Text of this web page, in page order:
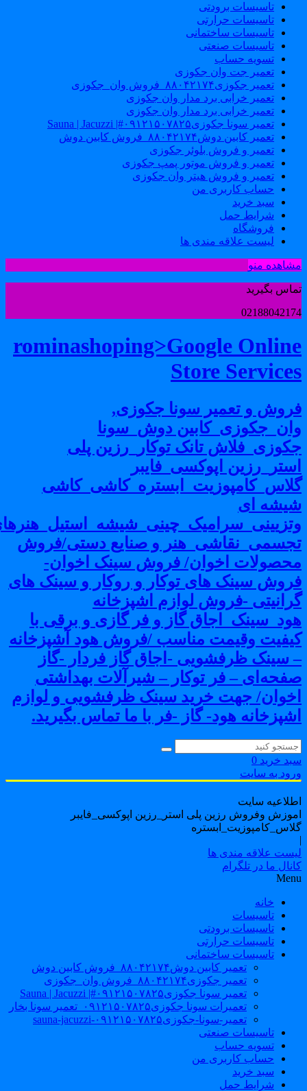
تاسیسات برودتی
تاسیسات حرارتی
تاسیسات ساختمانی
تاسیسات صنعتی
تسویه حساب
تعمیر جت وان جکوزی
تعمیر جکوزی۸۸۰۴۲۱۷۴_فروش وان_جکوزی
تعمیر خرابی برد مدار وان جکوزی
تعمیر خرابی برد مدار وان جکوزی
تعمیر سونا جکوزی۰۹۱۲۱۵۰۷۸۲۵#| Sauna | Jacuzzi
تعمیر کابین دوش۸۸۰۴۲۱۷۴_فروش کابین دوش
تعمیر و فروش بلوئر جکوزی
تعمیر و فروش موتور پمپ جکوزی
تعمیر و فروش هیتر وان جکوزی
حساب کاربری من
سبد خرید
شرایط حمل
فروشگاه
لیست علاقه مندی ها
منو
بگیرید
rominashoping>Google
Store
و تعمیر سونا جکوزی,
دوش_سونا
تانک توکار_رزین پلی
اپوکسی_فایبر
ای
و صنایع دستی/فروش
اخوان/ فروش سینک اخوان-
سینک های توکار و روکار و سینک های
-فروش لوازم اشپزخانه
گاز و فر گازی و برقی با
وقیمت مناسب /فروش هود آشپزخانه
سینک ظرفشویی -اجاق گاز فردار -گاز
– فر توکار – شیرآلات بهداشتی
جهت خرید سینک ظرفشویی و لوازم
هود- گاز -فر با ما تماس بگیرید.
خرید 0
به سایت
سایت
وفروش رزین پلی استر_رزین اپوکسی_فایبر
علاقه مندی ها
ما در تلگرام
خانه
تاسیسات
تاسیسات برودتی
تاسیسات حرارتی
تاسیسات ساختمانی
تعمیر کابین دوش۸۸۰۴۲۱۷۴_فروش کابین دوش
تعمیر جکوزی۸۸۰۴۲۱۷۴_فروش وان_جکوزی
تعمیر سونا جکوزی۰۹۱۲۱۵۰۷۸۲۵#| Sauna | Jacuzzi
تعمیرات سونا جکوزی۰۹۱۲۱۵۰۷۸۲۵_تعمیر سونا بخار
تعمیر-سونا-جکوزی۰۹۱۲۱۵۰۷۸۲۵-sauna-jacuzzi
تاسیسات صنعتی
تسویه حساب
حساب کاربری من
سبد خرید
شرایط حمل